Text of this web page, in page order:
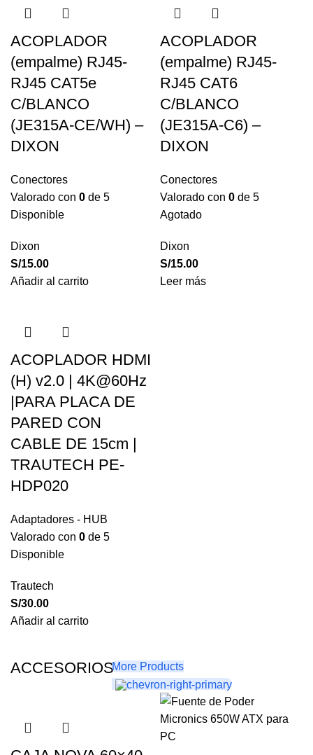
ACOPLADOR
(empalme) RJ45-
RJ45 CAT5e
C/BLANCO
(JE315A-CE/WH) –
DIXON
Conectores
Valorado con 0 de 5
Disponible
Dixon
S/15.00
Añadir al carrito
ACOPLADOR
(empalme) RJ45-
RJ45 CAT6
C/BLANCO
(JE315A-C6) –
DIXON
Conectores
Valorado con 0 de 5
Agotado
Dixon
S/15.00
Leer más
ACOPLADOR HDMI
(H) v2.0 | 4K@60Hz
|PARA PLACA DE
PARED CON
CABLE DE 15cm |
TRAUTECH PE-
HDP020
Adaptadores - HUB
Valorado con 0 de 5
Disponible
Trautech
S/30.00
Añadir al carrito
ACCESORIOSMore Products